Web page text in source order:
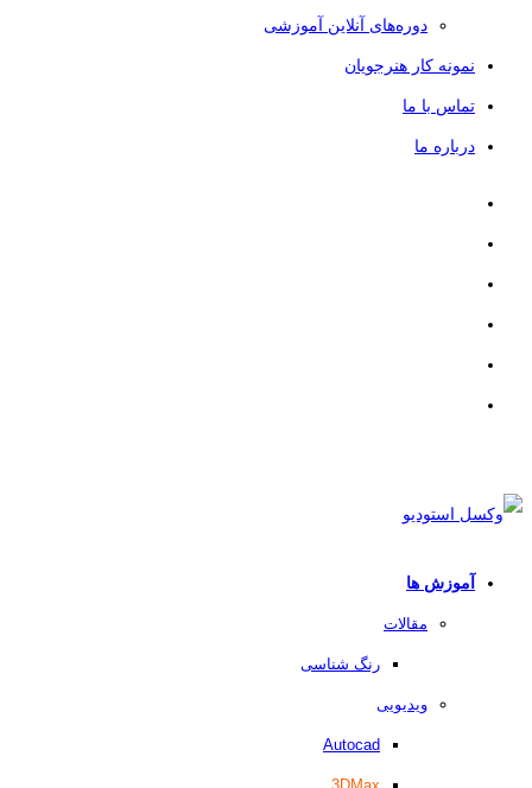
دوره‌های آنلاین آموزشی
نمونه کار هنرجویان
تماس با ما
درباره ما
آموزش ها
مقالات
رنگ شناسی
ویدیویی
Autocad